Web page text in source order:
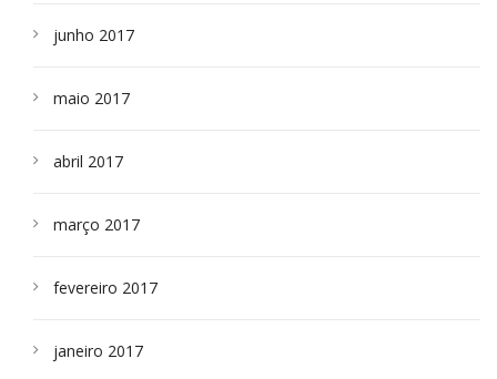
junho 2017
maio 2017
abril 2017
março 2017
fevereiro 2017
janeiro 2017